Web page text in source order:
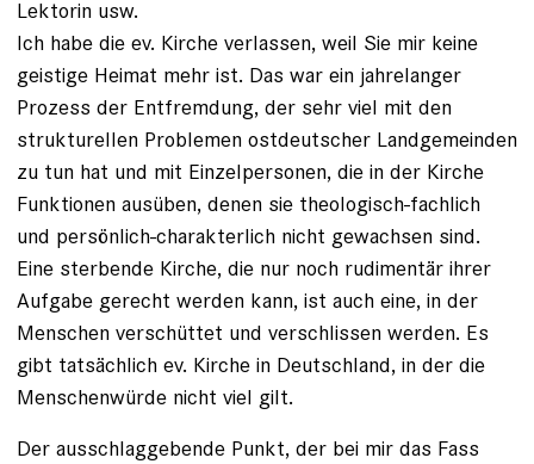
Lektorin usw.
Ich habe die ev. Kirche verlassen, weil Sie mir keine
geistige Heimat mehr ist. Das war ein jahrelanger
Prozess der Entfremdung, der sehr viel mit den
strukturellen Problemen ostdeutscher Landgemeinden
zu tun hat und mit Einzelpersonen, die in der Kirche
Funktionen ausüben, denen sie theologisch-fachlich
und persönlich-charakterlich nicht gewachsen sind.
Eine sterbende Kirche, die nur noch rudimentär ihrer
Aufgabe gerecht werden kann, ist auch eine, in der
Menschen verschüttet und verschlissen werden. Es
gibt tatsächlich ev. Kirche in Deutschland, in der die
Menschenwürde nicht viel gilt.
Der ausschlaggebende Punkt, der bei mir das Fass